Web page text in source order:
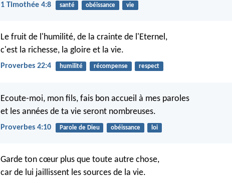
1 Timothée 4:8 santé obéissance vie
Le fruit de l'humilité, de la crainte de l'Eternel,
c'est la richesse, la gloire et la vie.
Proverbes 22:4 humilité récompense respect
Ecoute-moi, mon fils, fais bon accueil à mes paroles
et les années de ta vie seront nombreuses.
Proverbes 4:10 Parole de Dieu obéissance loi
Garde ton cœur plus que toute autre chose,
car de lui jaillissent les sources de la vie.